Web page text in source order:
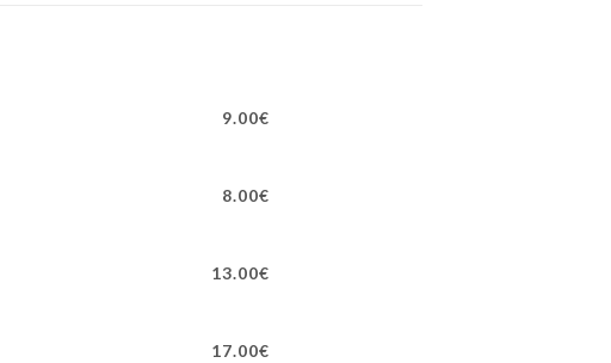
9.00€
8.00€
13.00€
17.00€